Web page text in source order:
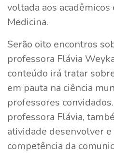
voltada aos acadêmicos
Medicina.
Serão oito encontros
professora Flávia
conteúdo irá tratar
em pauta na ciência
professores
professora Flávia,
atividade desenvolver
competência da